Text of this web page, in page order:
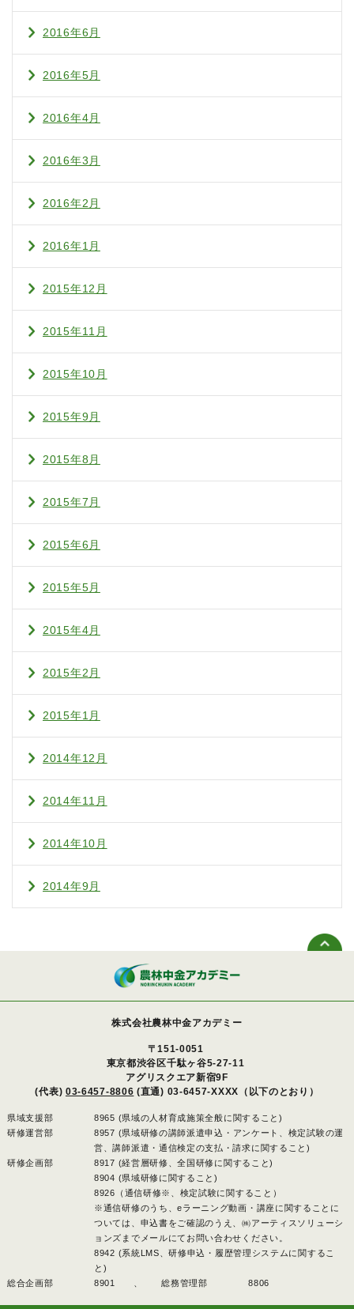
2016年6月
2016年5月
2016年4月
2016年3月
2016年2月
2016年1月
2015年12月
2015年11月
2015年10月
2015年9月
2015年8月
2015年7月
2015年6月
2015年5月
2015年4月
2015年2月
2015年1月
2014年12月
2014年11月
2014年10月
2014年9月
株式会社農林中金アカデミー
〒151-0051
東京都渋谷区千駄ヶ谷5-27-11
アグリスクエア新宿9F
(代表) 03-6457-8806 (直通) 03-6457-XXXX（以下のとおり）
県域支援部
8965 (県域の人材育成施策全般に関すること)
研修運営部
8957 (県域研修の講師派遣申込・アンケート、検定試験の運
営、講師派遣・通信検定の支払・請求に関すること)
研修企画部
8917 (経営層研修、全国研修に関すること)
8904 (県域研修に関すること)
8926（通信研修※、検定試験に関すること）
※通信研修のうち、eラーニング動画・講座に関することに
ついては、申込書をご確認のうえ、㈱アーティスソリューシ
ョンズまでメールにてお問い合わせください。
8942 (系統LMS、研修申込・履歴管理システムに関するこ
と)
総合企画部
8901 、総務管理部 8806